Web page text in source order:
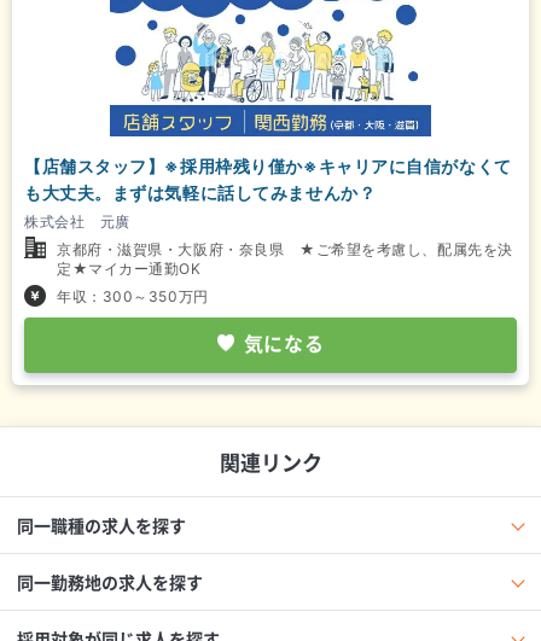
【店舗スタッフ】※採用枠残り僅か※キャリアに自信がなくて
も大丈夫。まずは気軽に話してみませんか？
株式会社 元廣
京都府・滋賀県・大阪府・奈良県 ★ご希望を考慮し、配属先を決
定★マイカー通勤OK
年収：300～350万円
気になる
関連リンク
同一職種の求人を探す
同一勤務地の求人を探す